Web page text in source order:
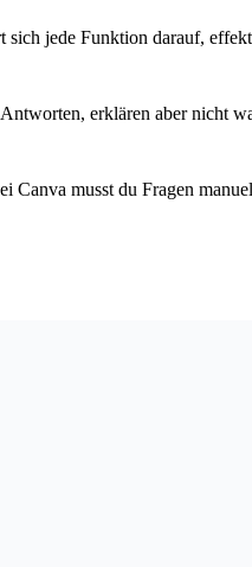
jede Funktion darauf,
erklären aber nicht
musst du Fragen